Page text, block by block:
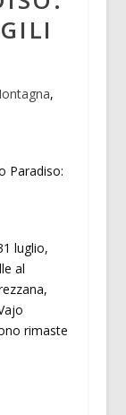
,
luglio,
al
rimaste